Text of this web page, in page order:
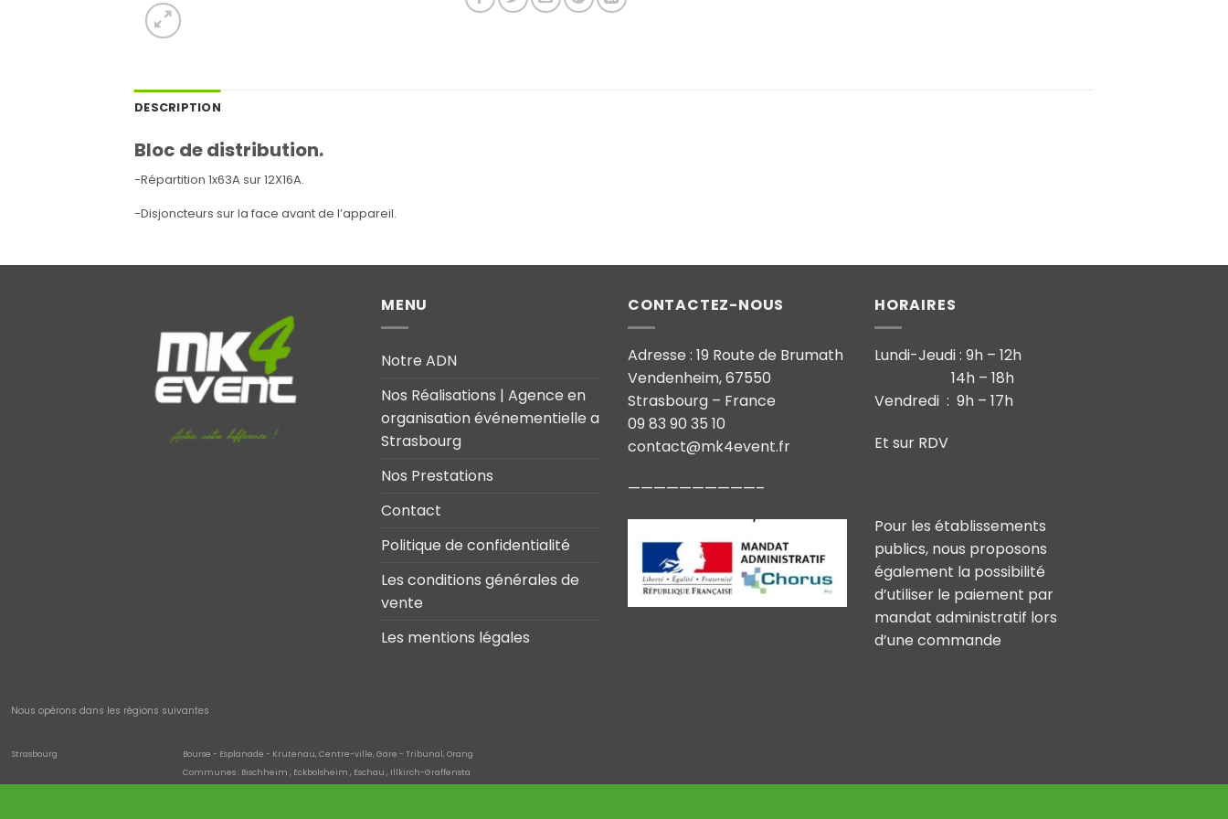
DESCRIPTION
Bloc de distribution.
-Répartition 1x63A sur 12X16A.
-Disjoncteurs sur la face avant de l’appareil.
MENU
Notre ADN
Nos Réalisations | Agence en
organisation événementielle a
Strasbourg
Nos Prestations
Contact
Politique de confidentialité
Les conditions générales de
vente
Les mentions légales
CONTACTEZ-NOUS
Adresse : 19 Route de Brumath
Vendenheim, 67550
Strasbourg – France
09 83 90 35 10
contact@mk4event.fr
——————————–
HORAIRES
Lundi-Jeudi : 9h – 12h
14h – 18h
Vendredi : 9h – 17h
Et sur RDV
Pour les établissements
publics, nous proposons
également la possibilité
d’utiliser le paiement par
mandat administratif lors
d’une commande
Nous opérons dans les régions suivantes
Strasbourg
Bourse - Esplanade - Krutenau, Centre-ville, Gare - Tribunal, Orang
Communes : Bischheim , Eckbolsheim , Eschau , Illkirch-Graffensta